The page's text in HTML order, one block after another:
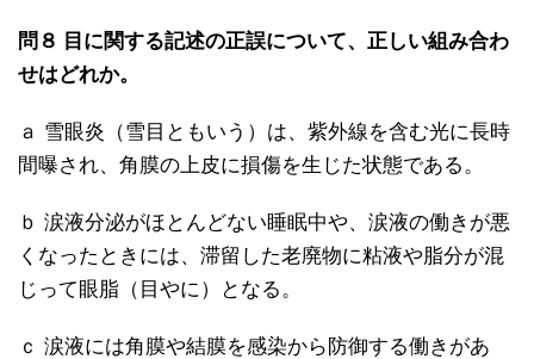
問８ 目に関する記述の正誤について、正しい組み合わ
せはどれか。
ａ 雪眼炎（雪目ともいう）は、紫外線を含む光に長時
間曝され、角膜の上皮に損傷を生じた状態である。
ｂ 涙液分泌がほとんどない睡眠中や、涙液の働きが悪
くなったときには、滞留した老廃物に粘液や脂分が混
じって眼脂（目やに）となる。
ｃ 涙液には角膜や結膜を感染から防御する働きがあ